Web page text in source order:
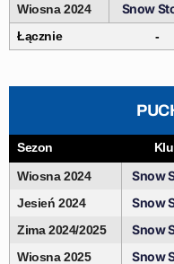
Wiosna 2024
Snow
Łącznie
-
Sezon
Wiosna 2024
Snow
Jesień 2024
Snow
Zima 2024/2025
Snow
Wiosna 2025
Snow